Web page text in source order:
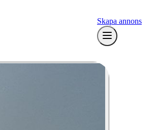
Skapa annons